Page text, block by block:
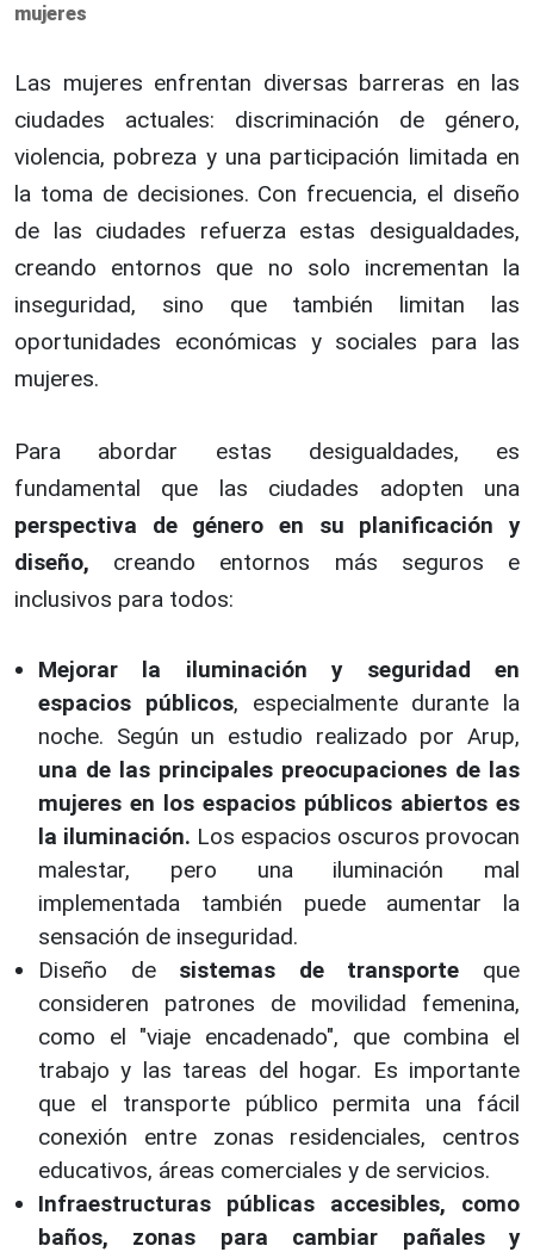
mujeres
Las mujeres enfrentan diversas barreras en las
ciudades actuales: discriminación de género,
violencia, pobreza y una participación limitada en
la toma de decisiones. Con frecuencia, el diseño
de las ciudades refuerza estas desigualdades,
creando entornos que no solo incrementan la
inseguridad, sino que también limitan las
oportunidades económicas y sociales para las
mujeres.
Para abordar estas desigualdades, es
fundamental que las ciudades adopten una
perspectiva de género en su planificación y
diseño, creando entornos más seguros e
inclusivos para todos:
Mejorar la iluminación y seguridad en
espacios públicos, especialmente durante la
noche. Según un estudio realizado por Arup,
una de las principales preocupaciones de las
mujeres en los espacios públicos abiertos es
la iluminación. Los espacios oscuros provocan
malestar, pero una iluminación mal
implementada también puede aumentar la
sensación de inseguridad.
Diseño de sistemas de transporte que
consideren patrones de movilidad femenina,
como el "viaje encadenado", que combina el
trabajo y las tareas del hogar. Es importante
que el transporte público permita una fácil
conexión entre zonas residenciales, centros
educativos, áreas comerciales y de servicios.
Infraestructuras públicas accesibles, como
baños, zonas para cambiar pañales y